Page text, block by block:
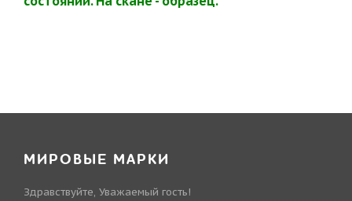
МИРОВЫЕ МАРКИ
Здравствуйте, Уважаемый гость!